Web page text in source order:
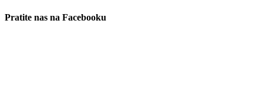
Pratite nas na Facebooku